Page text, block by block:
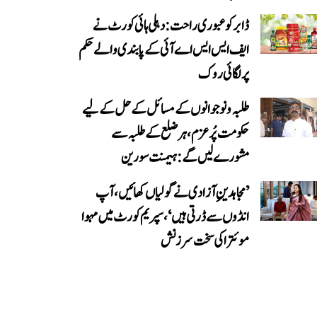
ڈابر کو عبوری راحت: دہلی ہائی کورٹ نے
ایف ایس ایس اے آئی کے پابندی والے حکم
پر لگائی روک
طلبہ و نوجوانوں کے مسائل کے حل کے لیے
حکومت پُرعزم، ہر ضلع کے طلبہ سے
مشورے لیں گے: ہیمنت سورین
’مجاہدینِ آزادی نے گولیاں کھائیں، آپ
انڈوں سے ڈرتی ہیں‘، سپریم کورٹ میں مہوا
موئترا کی سخت سرزنش